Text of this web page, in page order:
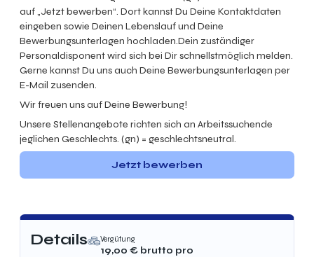
auf „Jetzt bewerben“. Dort kannst Du Deine Kontaktdaten
eingeben sowie Deinen Lebenslauf und Deine
Bewerbungsunterlagen hochladen.Dein zuständiger
Personaldisponent wird sich bei Dir schnellstmöglich melden.
Gerne kannst Du uns auch Deine Bewerbungsunterlagen per
E-Mail zusenden.
Wir freuen uns auf Deine Bewerbung!
Unsere Stellenangebote richten sich an Arbeitssuchende
jeglichen Geschlechts. (gn) = geschlechtsneutral.
Jetzt bewerben
Details Vergütung
19,00 € brutto pro